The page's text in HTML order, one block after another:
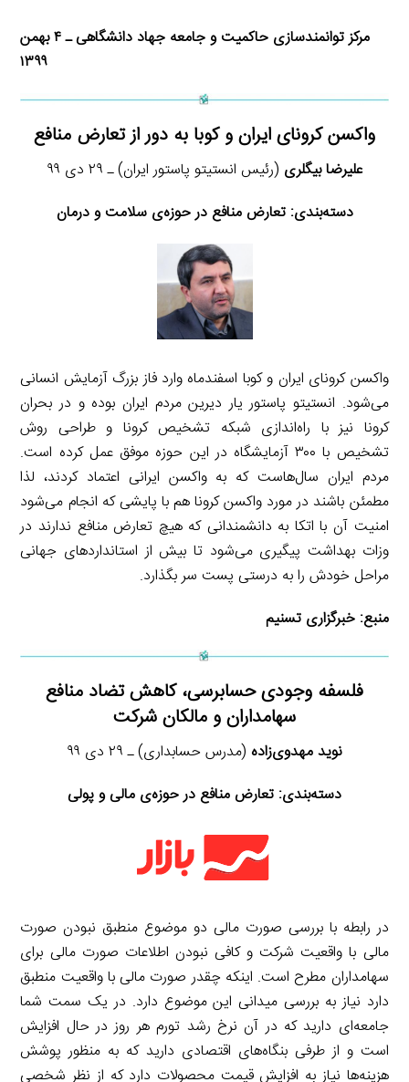
مرکز توانمندسازی حاکمیت و جامعه جهاد دانشگاهی ـ ۴ بهمن
۱۳۹۹
واکسن کرونای ایران و کوبا به دور از تعارض منافع
علیرضا بیگلری (رئیس انستیتو پاستور ایران) ـ ۲۹ دی ۹۹
دسته‌بندی: تعارض منافع در حوزه‌ی سلامت و درمان
واکسن کرونای ایران و کوبا اسفندماه وارد فاز بزرگ آزمایش انسانی
می‌شود. انستیتو پاستور یار دیرین مردم ایران بوده و در بحران
کرونا نیز با راه‌اندازی شبکه تشخیص کرونا و طراحی روش
تشخیص با ۳۰۰ آزمایشگاه در این حوزه موفق عمل کرده است.
مردم ایران سال‌هاست که به واکسن ایرانی اعتماد کردند، لذا
مطمئن باشند در مورد واکسن کرونا هم با پایشی که انجام می‌شود
امنیت آن با اتکا به دانشمندانی که هیچ تعارض منافع ندارند در
وزات بهداشت پیگیری می‌شود تا بیش از استانداردهای جهانی
مراحل خودش را به درستی پست سر بگذارد.
منبع: خبرگزاری تسنیم
فلسفه وجودی حسابرسی، کاهش تضاد منافع
سهامداران و مالکان شرکت
نوید مهدوی‌زاده (مدرس حسابداری) ـ ۲۹ دی ۹۹
دسته‌بندی: تعارض منافع در حوزه‌ی مالی و پولی
در رابطه با بررسی صورت مالی دو موضوع منطبق نبودن صورت
مالی با واقعیت شرکت و کافی نبودن اطلاعات صورت مالی برای
سهامداران مطرح است. اینکه چقدر صورت مالی با واقعیت منطبق
دارد نیاز به بررسی میدانی این موضوع دارد. در یک سمت شما
جامعه‌ای دارید که در آن نرخ رشد تورم هر روز در حال افزایش
است و از طرفی بنگاه‌های اقتصادی دارید که به منظور پوشش
هزینه‌ها نیاز به افزایش قیمت محصولات دارد که از نظر شخصی